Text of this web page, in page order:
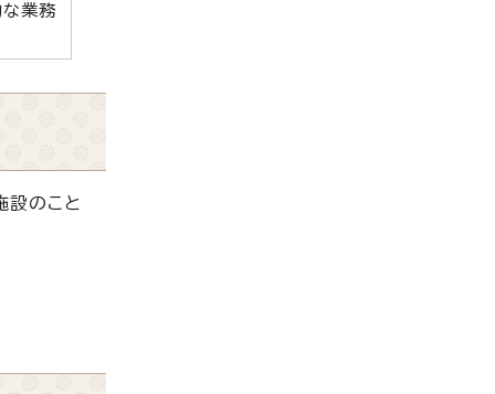
な業務
のこと